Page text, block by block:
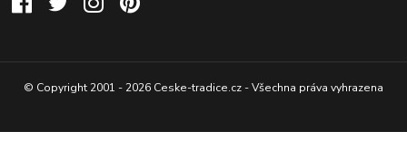
© Copyright 2001 - 2026 Ceske-tradice.cz - Všechna práva vyhrazena